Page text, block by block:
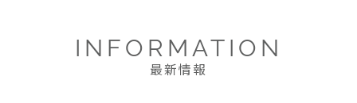
INFORMATION
最新情報